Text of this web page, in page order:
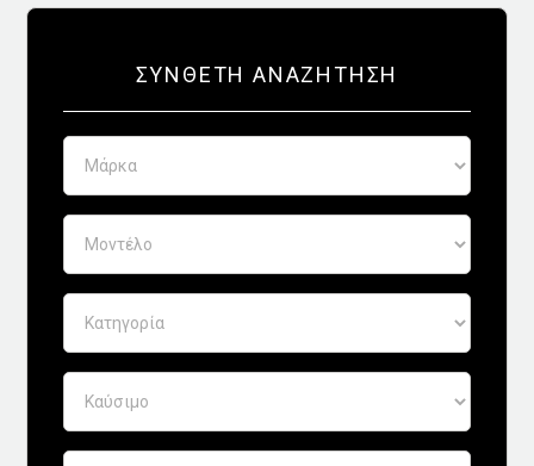
Απόψεις
Test drive
Δοκιμή
Αποστολή
Συγκρίνουμε
Αγώνες
Formula 1
WRC
ΣΎΝΘΕΤΗ ΑΝΑΖΉΤΗΣΗ